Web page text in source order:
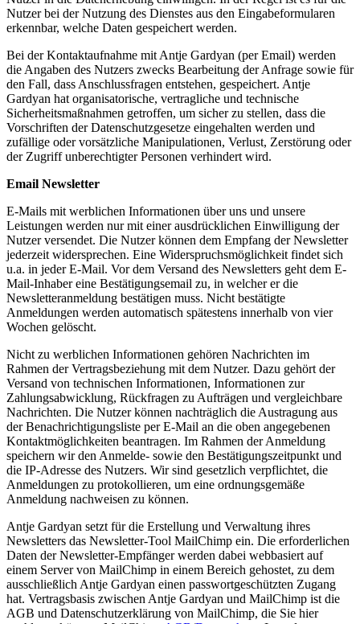
Nutzer bei der Nutzung des Dienstes aus den Eingabeformularen
erkennbar, welche Daten gespeichert werden.
Bei der Kontaktaufnahme mit Antje Gardyan (per Email) werden
die Angaben des Nutzers zwecks Bearbeitung der Anfrage sowie für
den Fall, dass Anschlussfragen entstehen, gespeichert. Antje
Gardyan hat organisatorische, vertragliche und technische
Sicherheitsmaßnahmen getroffen, um sicher zu stellen, dass die
Vorschriften der Datenschutzgesetze eingehalten werden und
zufällige oder vorsätzliche Manipulationen, Verlust, Zerstörung oder
der Zugriff unberechtigter Personen verhindert wird.
Email Newsletter
E-Mails mit werblichen Informationen über uns und unsere
Leistungen werden nur mit einer ausdrücklichen Einwilligung der
Nutzer versendet. Die Nutzer können dem Empfang der Newsletter
jederzeit widersprechen. Eine Widerspruchsmöglichkeit findet sich
u.a. in jeder E-Mail. Vor dem Versand des Newsletters geht dem E-
Mail-Inhaber eine Bestätigungsemail zu, in welcher er die
Newsletteranmeldung bestätigen muss. Nicht bestätigte
Anmeldungen werden automatisch spätestens innerhalb von vier
Wochen gelöscht.
Nicht zu werblichen Informationen gehören Nachrichten im
Rahmen der Vertragsbeziehung mit dem Nutzer. Dazu gehört der
Versand von technischen Informationen, Informationen zur
Zahlungsabwicklung, Rückfragen zu Aufträgen und vergleichbare
Nachrichten. Die Nutzer können nachträglich die Austragung aus
der Benachrichtigungsliste per E-Mail an die oben angegebenen
Kontaktmöglichkeiten beantragen. Im Rahmen der Anmeldung
speichern wir den Anmelde- sowie den Bestätigungszeitpunkt und
die IP-Adresse des Nutzers. Wir sind gesetzlich verpflichtet, die
Anmeldungen zu protokollieren, um eine ordnungsgemäße
Anmeldung nachweisen zu können.
Antje Gardyan setzt für die Erstellung und Verwaltung ihres
Newsletters das Newsletter-Tool MailChimp ein. Die erforderlichen
Daten der Newsletter-Empfänger werden dabei webbasiert auf
einem Server von MailChimp in einem Bereich gehostet, zu dem
ausschließlich Antje Gardyan einen passwortgeschützten Zugang
hat. Vertragsbasis zwischen Antje Gardyan und MailChimp ist die
AGB und Datenschutzerklärung von MailChimp, die Sie hier